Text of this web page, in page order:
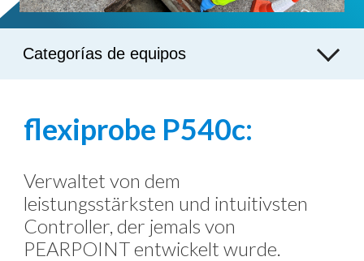
Categorías de equipos
flexiprobe P540c:
Verwaltet von dem
leistungsstärksten und intuitivsten
Controller, der jemals von
PEARPOINT entwickelt wurde.